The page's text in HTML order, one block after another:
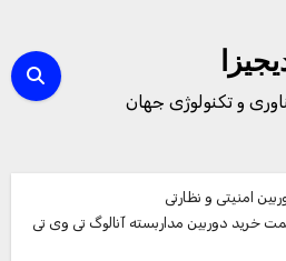
و تکنولوژی جهان
امنیتی و نظارتی
خرید دوربین مداربسته آنالوگ تی وی تی